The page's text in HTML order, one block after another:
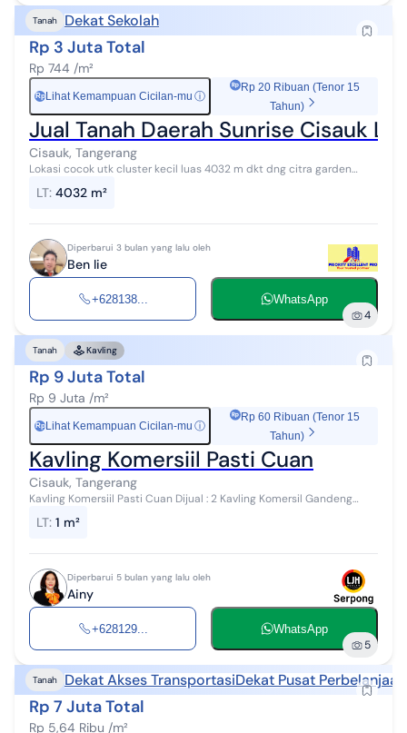
Tanah Dekat Sekolah
Rp 3 Juta Total
Rp 744 /m²
Rp Lihat Kemampuan Cicilan-mu ⓘ
Rp 20 Ribuan (Tenor 15
Tahun)
Jual Tanah Daerah Sunrise Cisauk
Cisauk, Tangerang
Lokasi cocok utk cluster kecil luas 4032 m dkt dng citra garden
LT: 4032 m²
Diperbarui 3 bulan yang lalu oleh
Ben lie
+628138... WhatsApp
4
Tanah Kavling
Rp 9 Juta Total
Rp 9 Juta /m²
Rp Lihat Kemampuan Cicilan-mu ⓘ
Rp 60 Ribuan (Tenor 15
Tahun)
Kavling Komersiil Pasti Cuan
Cisauk, Tangerang
Kavling Komersiil Pasti Cuan Dijual : 2 Kavling Komersil Gandeng
9jt/M²......
LT: 1 m²
Diperbarui 5 bulan yang lalu oleh
Ainy
+628129... WhatsApp
5
Tanah Dekat Akses TransportasiDekat Pusat Perbelanjaan
Rp 7 Juta Total
Rp 5,64 Ribu /m²